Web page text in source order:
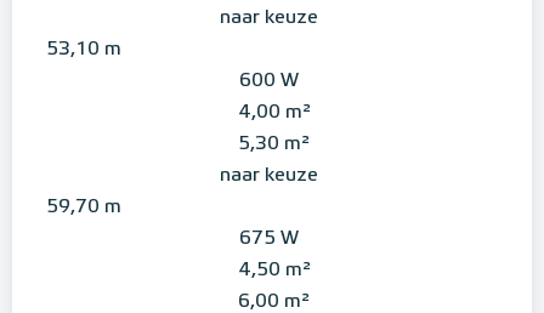
naar keuze
53,10 m
600 W
4,00 m²
5,30 m²
naar keuze
59,70 m
675 W
4,50 m²
6,00 m²